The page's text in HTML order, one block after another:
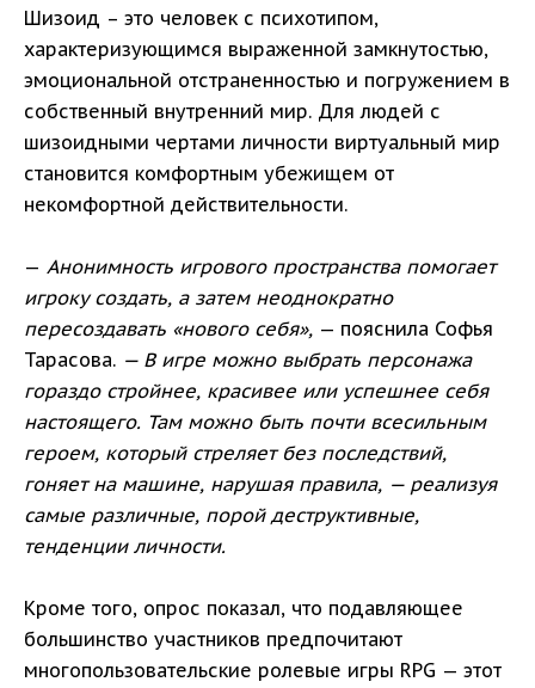
Шизоид – это человек с психотипом,
характеризующимся выраженной замкнутостью,
эмоциональной отстраненностью и погружением в
собственный внутренний мир. Для людей с
шизоидными чертами личности виртуальный мир
становится комфортным убежищем от
некомфортной действительности.
— Анонимность игрового пространства помогает
игроку создать, а затем неоднократно
пересоздавать «нового себя», — пояснила Софья
Тарасова. — В игре можно выбрать персонажа
гораздо стройнее, красивее или успешнее себя
настоящего. Там можно быть почти всесильным
героем, который стреляет без последствий,
гоняет на машине, нарушая правила, — реализуя
самые различные, порой деструктивные,
тенденции личности.
Кроме того, опрос показал, что подавляющее
большинство участников предпочитают
многопользовательские ролевые игры RPG — этот